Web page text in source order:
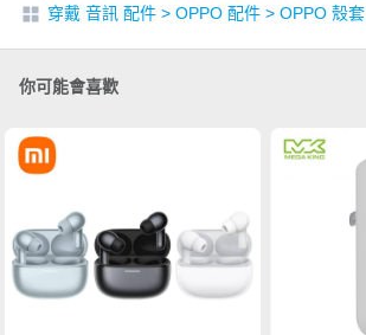
穿戴 音訊 配件 > OPPO 配件 > OPPO 殼套
你可能會喜歡